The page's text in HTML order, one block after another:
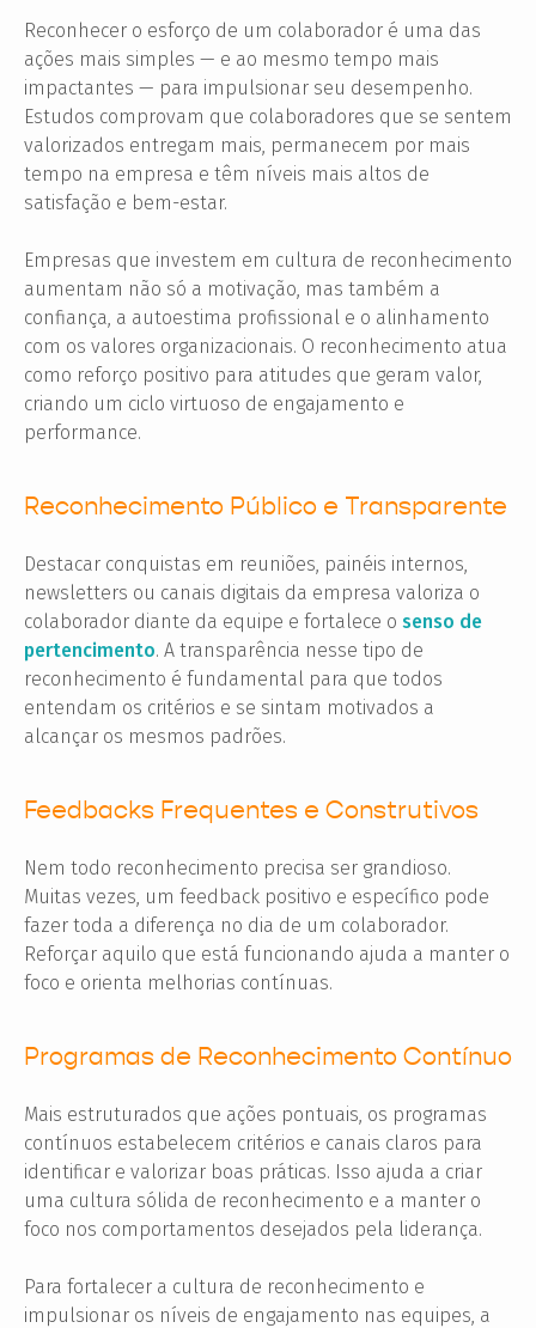
Reconhecer o esforço de um colaborador é uma das
ações mais simples — e ao mesmo tempo mais
impactantes — para impulsionar seu desempenho.
Estudos comprovam que colaboradores que se sentem
valorizados entregam mais, permanecem por mais
tempo na empresa e têm níveis mais altos de
satisfação e bem-estar.
Empresas que investem em cultura de reconhecimento
aumentam não só a motivação, mas também a
confiança, a autoestima profissional e o alinhamento
com os valores organizacionais. O reconhecimento atua
como reforço positivo para atitudes que geram valor,
criando um ciclo virtuoso de engajamento e
performance.
Reconhecimento Público e Transparente
Destacar conquistas em reuniões, painéis internos,
newsletters ou canais digitais da empresa valoriza o
colaborador diante da equipe e fortalece o senso de
pertencimento. A transparência nesse tipo de
reconhecimento é fundamental para que todos
entendam os critérios e se sintam motivados a
alcançar os mesmos padrões.
Feedbacks Frequentes e Construtivos
Nem todo reconhecimento precisa ser grandioso.
Muitas vezes, um feedback positivo e específico pode
fazer toda a diferença no dia de um colaborador.
Reforçar aquilo que está funcionando ajuda a manter o
foco e orienta melhorias contínuas.
Programas de Reconhecimento Contínuo
Mais estruturados que ações pontuais, os programas
contínuos estabelecem critérios e canais claros para
identificar e valorizar boas práticas. Isso ajuda a criar
uma cultura sólida de reconhecimento e a manter o
foco nos comportamentos desejados pela liderança.
Para fortalecer a cultura de reconhecimento e
impulsionar os níveis de engajamento nas equipes, a